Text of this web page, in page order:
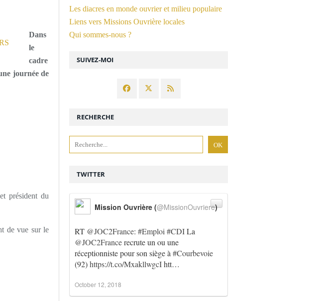
Dans
le
cadre
journée de
président du
de vue sur le
SUIVEZ-MOI
RECHERCHE
TWITTER
RT @JOC2France: #Emploi #CDILa
@JOC2Francerecrute un ou une
réceptionniste pour son siège à #Courbevoie
(92)https://t.co/MxakllwgcIhtt…
Mission Ouvrière (@MissionOuvriere)
October 12, 2018
Les diacres en monde ouvrier et milieu populaire
Liens vers Missions Ouvrière locales
Qui sommes-nous ?